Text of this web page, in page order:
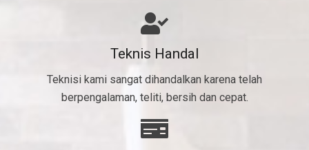
Teknis Handal
Teknisi kami sangat dihandalkan karena telah
berpengalaman, teliti, bersih dan cepat.